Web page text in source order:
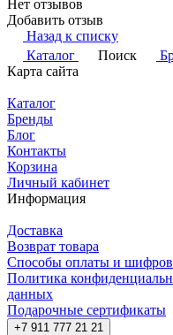
Нет отзывов
Добавить отзыв
Назад к списку
Каталог
Поиск
Карта сайта
Каталог
Бренды
Блог
Контакты
Корзина
Личный кабинет
Информация
Доставка
Возврат товара
Способы оплаты и
Политика
данных
Подарочные сертификаты
+7 911 777 21 21